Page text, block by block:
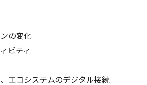
の変化
ビティ
エコシステムのデジタル接続